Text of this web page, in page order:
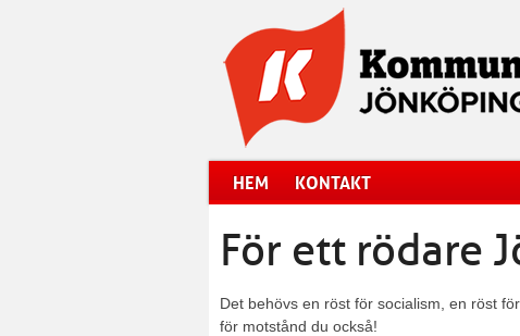
HEM KONTAKT
För ett rödare
Det behövs en röst för socialism, en röst
för motstånd du också!